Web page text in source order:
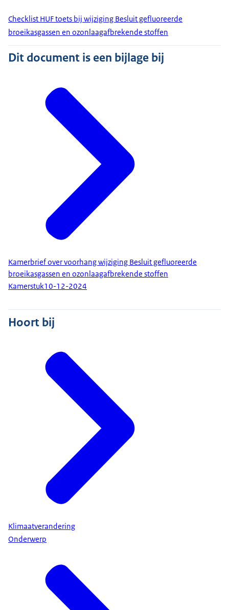
Checklist HUF toets bij wijziging Besluit gefluoreerde
broeikasgassen en ozonlaagafbrekende stoffen
Dit document is een bijlage bij
Kamerbrief over voorhang wijziging Besluit gefluoreerde
broeikasgassen en ozonlaagafbrekende stoffen
Kamerstuk10-12-2024
Hoort bij
Klimaatverandering
Onderwerp